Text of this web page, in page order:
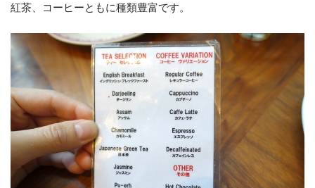
紅茶、コーヒーともに種類豊富です。